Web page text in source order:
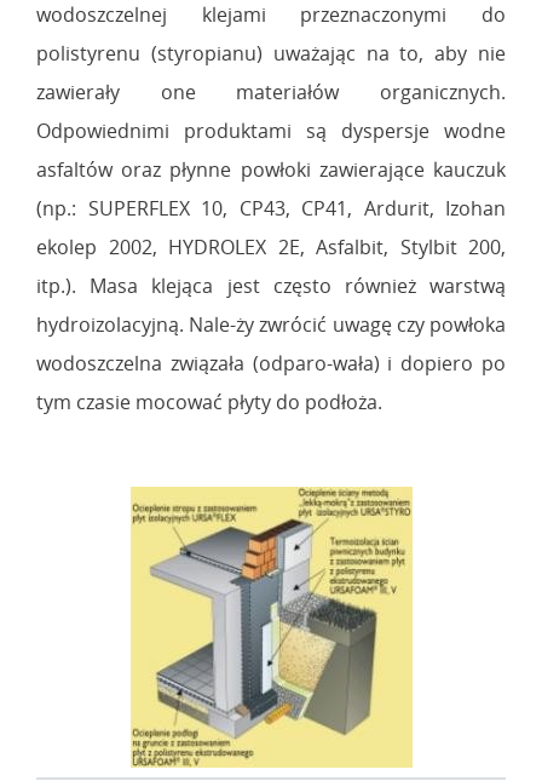
wodoszczelnej klejami przeznaczonymi do
polistyrenu (styropianu) uważając na to, aby nie
zawierały one materiałów organicznych.
Odpowiednimi produktami są dyspersje wodne
asfaltów oraz płynne powłoki zawierające kauczuk
(np.: SUPERFLEX 10, CP43, CP41, Ardurit, Izohan
ekolep 2002, HYDROLEX 2E, Asfalbit, Stylbit 200,
itp.). Masa klejąca jest często również warstwą
hydroizolacyjną. Nale-ży zwrócić uwagę czy powłoka
wodoszczelna związała (odparo-wała) i dopiero po
tym czasie mocować płyty do podłoża.